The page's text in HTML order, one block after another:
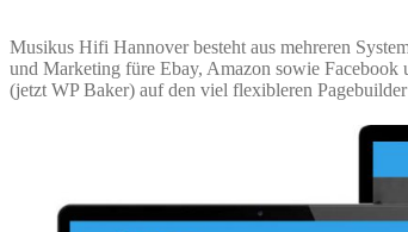
Musikus Hifi Hannover besteht aus mehreren
und Marketing füre Ebay, Amazon sowie
(jetzt WP Baker) auf den viel flexibleren